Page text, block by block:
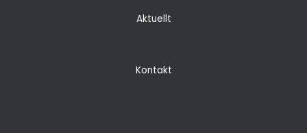
Aktuellt
Kontakt